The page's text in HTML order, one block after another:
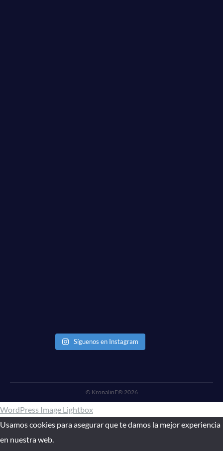
Síguenos en Instagram
© KronalinE® 2026
WordPress Image Lightbox
Usamos cookies para asegurar que te damos la mejor experiencia
en nuestra web.